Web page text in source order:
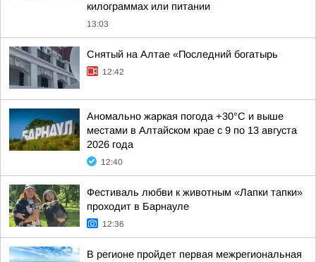
килограммах или питании
13:03
Снятый на Алтае «Последний богатырь
12:42
Аномально жаркая погода +30°С и выше
местами в Алтайском крае с 9 по 13 августа
2026 года
12:40
Фестиваль любви к животным «Лапки тапки»
проходит в Барнауле
12:36
В регионе пройдет первая межрегиональная